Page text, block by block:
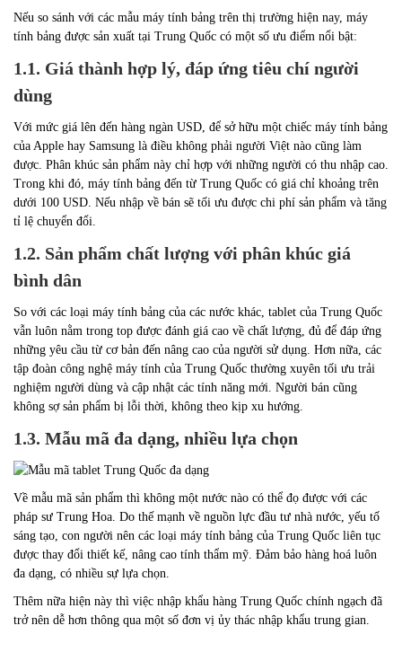
Nếu so sánh với các mẫu máy tính bảng trên thị trường hiện nay, máy
tính bảng được sản xuất tại Trung Quốc có một số ưu điểm nổi bật:
1.1. Giá thành hợp lý, đáp ứng tiêu chí người
dùng
Với mức giá lên đến hàng ngàn USD, để sở hữu một chiếc máy tính bảng
của Apple hay Samsung là điều không phải người Việt nào cũng làm
được. Phân khúc sản phẩm này chỉ hợp với những người có thu nhập cao.
Trong khi đó, máy tính bảng đến từ Trung Quốc có giá chỉ khoảng trên
dưới 100 USD. Nếu nhập về bán sẽ tối ưu được chi phí sản phẩm và tăng
tỉ lệ chuyển đổi.
1.2. Sản phẩm chất lượng với phân khúc giá
bình dân
So với các loại máy tính bảng của các nước khác, tablet của Trung Quốc
vẫn luôn nằm trong top được đánh giá cao về chất lượng, đủ để đáp ứng
những yêu cầu từ cơ bản đến nâng cao của người sử dụng. Hơn nữa, các
tập đoàn công nghệ máy tính của Trung Quốc thường xuyên tối ưu trải
nghiệm người dùng và cập nhật các tính năng mới. Người bán cũng
không sợ sản phẩm bị lỗi thời, không theo kịp xu hướng.
1.3. Mẫu mã đa dạng, nhiều lựa chọn
Về mẫu mã sản phẩm thì không một nước nào có thể đọ được với các
pháp sư Trung Hoa. Do thế mạnh về nguồn lực đầu tư nhà nước, yếu tố
sáng tạo, con người nên các loại máy tính bảng của Trung Quốc liên tục
được thay đổi thiết kế, nâng cao tính thẩm mỹ. Đảm bảo hàng hoá luôn
đa dạng, có nhiều sự lựa chọn.
Thêm nữa hiện này thì việc nhập khẩu hàng Trung Quốc chính ngạch đã
trở nên dễ hơn thông qua một số đơn vị ủy thác nhập khẩu trung gian.